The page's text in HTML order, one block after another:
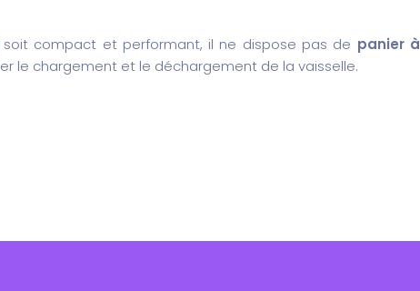
soit compact et performant, il ne dispose pas de panier à
le chargement et le déchargement de la vaisselle.